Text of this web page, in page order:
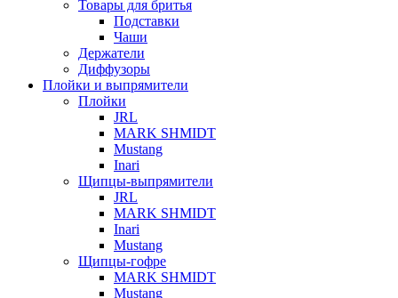
Товары для бритья
Подставки
Чаши
Держатели
Диффузоры
Плойки и выпрямители
Плойки
JRL
MARK SHMIDT
Mustang
Inari
Щипцы-выпрямители
JRL
MARK SHMIDT
Inari
Mustang
Щипцы-гофре
MARK SHMIDT
Mustang